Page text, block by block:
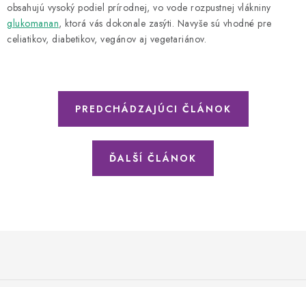
obsahujú vysoký podiel prírodnej, vo vode rozpustnej vlákniny
glukomanan, ktorá vás dokonale zasýti. Navyše sú vhodné pre
celiatikov, diabetikov, vegánov aj vegetariánov.
PREDCHÁDZAJÚCI ČLÁNOK
ĎALŠÍ ČLÁNOK